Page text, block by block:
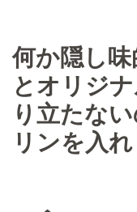
何か隠し
とオリジ
り立たな
リンを入れ